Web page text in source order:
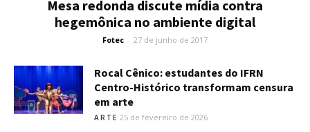
Mesa redonda discute mídia contra
hegemônica no ambiente digital
Fotec - 27 de junho de 2017
Rocal Cênico: estudantes do IFRN
Centro-Histórico transformam censura
em arte
ARTE 25 de fevereiro de 2026